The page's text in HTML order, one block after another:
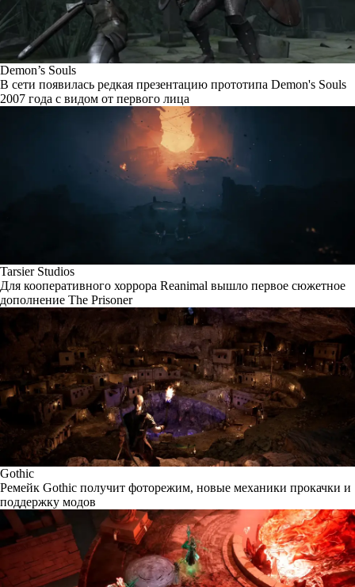
Demon’s Souls
В сети появилась редкая презентацию прототипа Demon's Souls
2007 года с видом от первого лица
Tarsier Studios
Для кооперативного хоррора Reanimal вышло первое сюжетное
дополнение The Prisoner
Gothic
Ремейк Gothic получит фоторежим, новые механики прокачки и
поддержку модов